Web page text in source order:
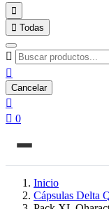

 Todas


Cancelar

 0
Inicio
Cápsulas Delta